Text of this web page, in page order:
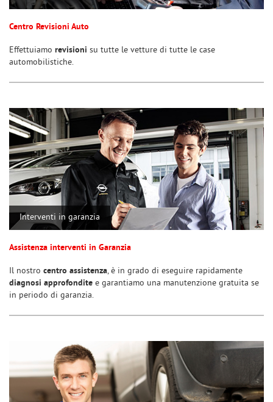
Centro Revisioni Auto
Effettuiamo revisioni su tutte le vetture di tutte le case
automobilistiche.
Interventi in garanzia
Assistenza interventi in Garanzia
Il nostro centro assistenza, è in grado di eseguire rapidamente
diagnosi approfondite e garantiamo una manutenzione gratuita se
in periodo di garanzia.